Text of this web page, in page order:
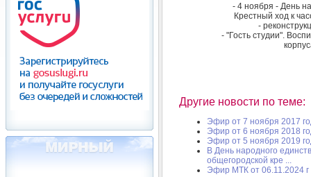
- 4 ноября - День
Крестный ход к
-
- "Гость студии".
Другие новости по теме:
Эфир от 7 ноября 2017
Эфир от 6 ноября 2018
Эфир от 5 ноября 2019
В День народного
общегородской кре ...
Эфир МТК от 06.11.2024 г